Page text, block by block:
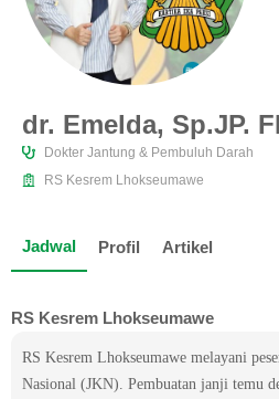
dr. Emelda, Sp.JP.
Dokter Jantung & Pembuluh Darah
RS Kesrem Lhokseumawe
Jadwal Profil Artikel
RS Kesrem Lhokseumawe
RS Kesrem Lhokseumawe melayani
Nasional (JKN). Pembuatan janji temu